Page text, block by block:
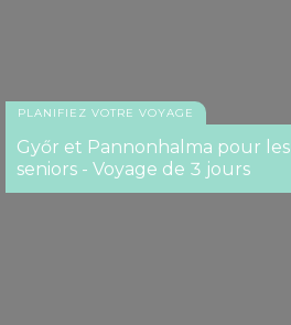
PLANIFIEZ VOTRE VOYAGE
Győr et Pannonhalma pour les
seniors - Voyage de 3 jours